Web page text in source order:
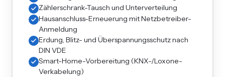
Zählerschrank-Tausch und Unterverteilung
Hausanschluss-Erneuerung mit Netzbetreiber-
Anmeldung
Erdung, Blitz- und Überspannungsschutz nach
DIN VDE
Smart-Home-Vorbereitung (KNX-/Loxone-
Verkabelung)